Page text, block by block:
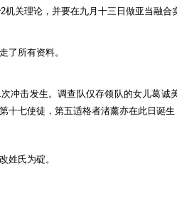
机关理论，并要在九月十三日做亚当融合
了所有资料。
冲击发生。调查队仅存领队的女儿葛诚
十七使徒，第五适格者渚薰亦在此日诞
姓氏为碇。